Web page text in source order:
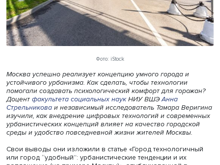
Фото: iStock
Москва успешно реализует концепцию умного города и
устойчивого урбанизма. Как сделать, чтобы технологии
помогали создавать психологический комфорт для
Доцентфакультета социальных наукНИУ ВШЭАнна
Стрельниковаи независимый исследователь Тамара